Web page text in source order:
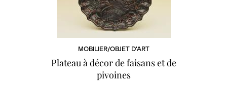
MOBILIER/OBJET D'ART
Plateau à décor de faisans et de
pivoines